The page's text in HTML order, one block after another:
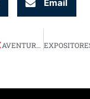
Email
AVENTURA GPS